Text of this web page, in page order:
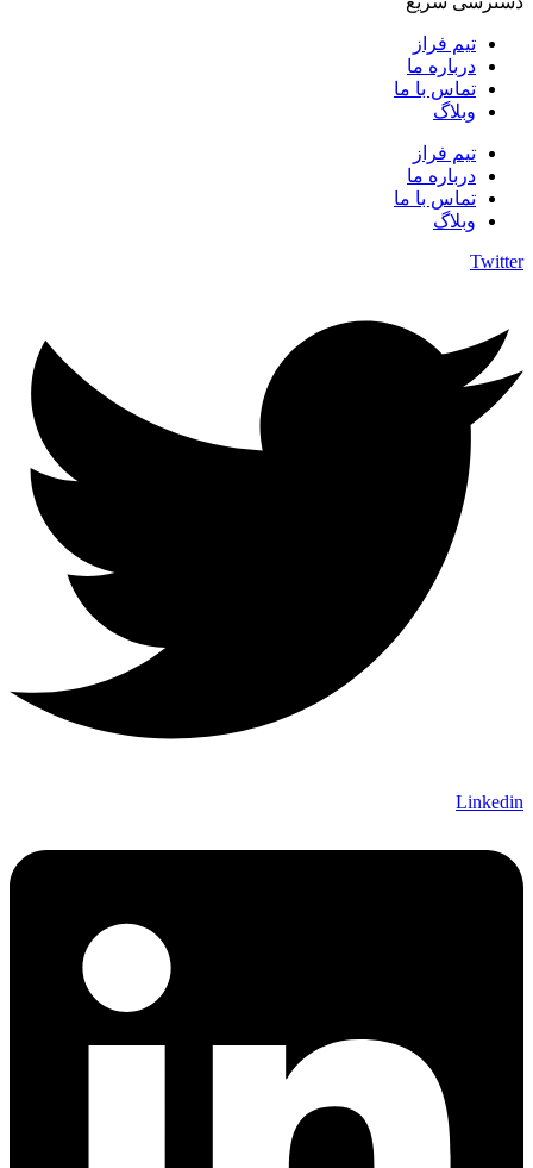
تیم فراز
درباره ما
تماس با ما
وبلاگ
تیم فراز
درباره ما
تماس با ما
وبلاگ
Twitter
Linkedin